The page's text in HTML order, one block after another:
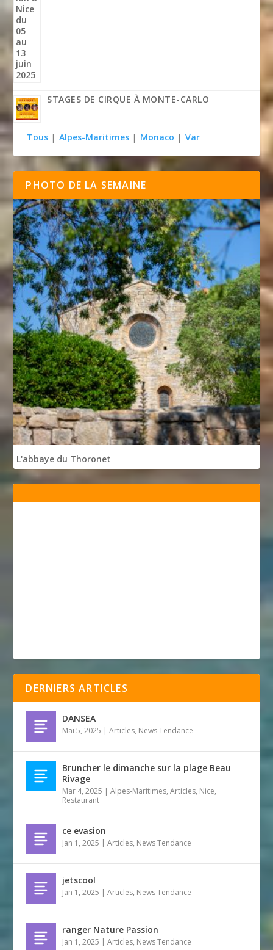
STAGES DE CIRQUE À MONTE-CARLO
Tous | Alpes-Maritimes | Monaco | Var
PHOTO DE LA SEMAINE
L'abbaye du Thoronet
DERNIERS ARTICLES
DANSEA
Mai 5, 2025 |Articles, News Tendance
Bruncher le dimanche sur la plage Beau
Rivage
Mar 4, 2025 |Alpes-Maritimes,Articles, Nice,
Restaurant
ce evasion
Jan 1, 2025 |Articles, News Tendance
jetscool
Jan 1, 2025 |Articles, News Tendance
ranger Nature Passion
Jan 1, 2025 |Articles, News Tendance